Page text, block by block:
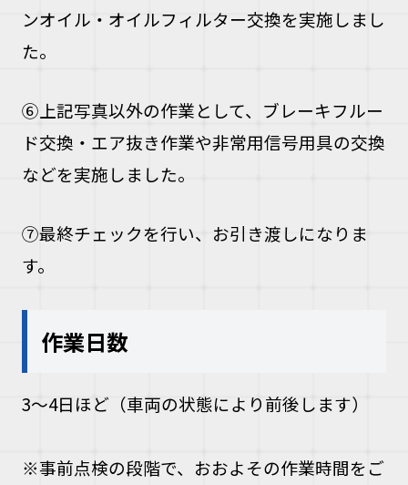
ンオイル・オイルフィルター交換を実施しまし
た。
⑥上記写真以外の作業として、ブレーキフルー
ド交換・エア抜き作業や非常用信号用具の交換
などを実施しました。
⑦最終チェックを行い、お引き渡しになりま
す。
作業日数
3〜4日ほど（車両の状態により前後します）
※事前点検の段階で、おおよその作業時間をご